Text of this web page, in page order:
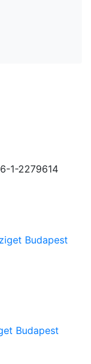
1-2279614
Budapest
Budapest